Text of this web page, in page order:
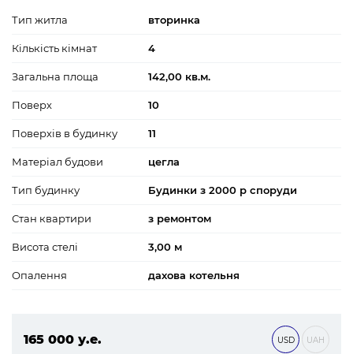
Тип житла вторинка
Кількість кімнат 4
Загальна площа 142,00 кв.м.
Поверх 10
Поверхів в будинку 11
Матеріал будови цегла
Тип будинку Будинки з 2000 р споруди
Стан квартири з ремонтом
Висота стелі 3,00 м
Опалення дахова котельня
165 000 у.е.
USD UAH